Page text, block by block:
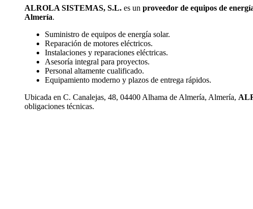
ALROLA SISTEMAS, S.L. es un proveedor de equipos de
Almería.
Suministro de equipos de energía solar.
Reparación de motores eléctricos.
Instalaciones y reparaciones eléctricas.
Asesoría integral para proyectos.
Personal altamente cualificado.
Equipamiento moderno y plazos de entrega rápidos.
Ubicada en C. Canalejas, 48, 04400 Alhama de Almería, Almería,
obligaciones técnicas.